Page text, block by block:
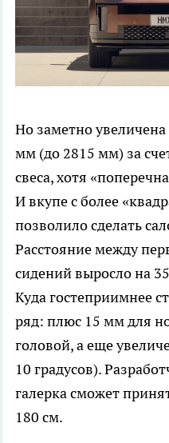
Но заметно
мм (до 2815 мм) за
свеса, хотя
И вкупе с более
позволило сделать
Расстояние между
сидений выросло на
Куда гостеприимнее
ряд: плюс 15 мм для
головой, а еще
10 градусов).
галерка сможет
180 см.